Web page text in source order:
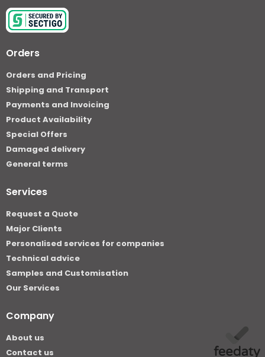
Orders
Orders and Pricing
Shipping and Transport
Payments and Invoicing
Product Availability
Special Offers
Damaged delivery
General terms
Services
Request a Quote
Major Clients
Personalised services for companies
Technical advice
Samples and Customisation
Our Services
Company
About us
Contact us